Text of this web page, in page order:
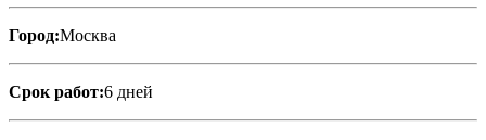
Город:Москва
Срок работ:6 дней